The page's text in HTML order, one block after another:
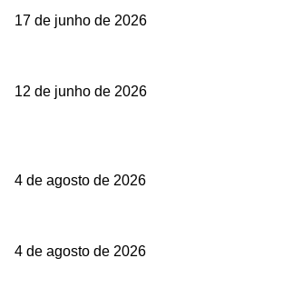
17 de junho de 2026
12 de junho de 2026
4 de agosto de 2026
4 de agosto de 2026